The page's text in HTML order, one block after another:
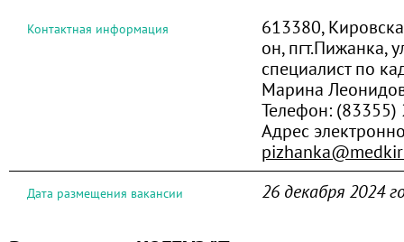
Контактная информация
613380,
он, пгт.Пижанка,
специалист по
Марина
Телефон: (83355)
Адрес
Дата размещения вакансии 26 декабря 2024